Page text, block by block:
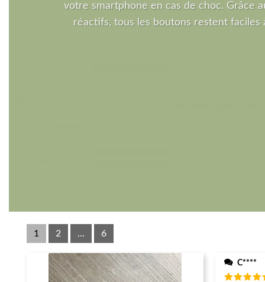
votre smartphone en cas de choc. Grâce
réactifs, tous les boutons restent faciles
1 2 ... 6
C****